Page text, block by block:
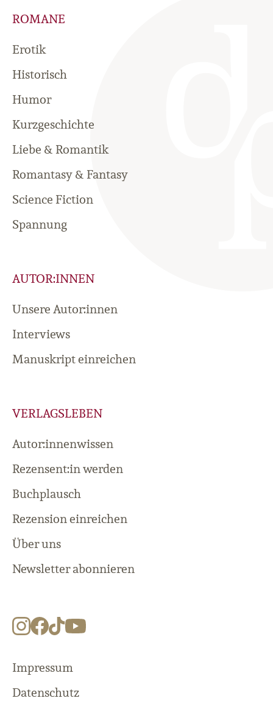
ROMANE
Erotik
Historisch
Humor
Kurzgeschichte
Liebe & Romantik
Romantasy & Fantasy
Science Fiction
Spannung
AUTOR:INNEN
Unsere Autor:innen
Interviews
Manuskript einreichen
VERLAGSLEBEN
Autor:innenwissen
Rezensent:in werden
Buchplausch
Rezension einreichen
Über uns
Newsletter abonnieren
Impressum
Datenschutz